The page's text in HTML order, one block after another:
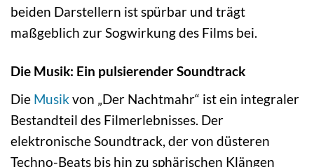
beiden Darstellern ist spürbar und trägt
maßgeblich zur Sogwirkung des Films bei.
Die Musik: Ein pulsierender Soundtrack
Die Musik von „Der Nachtmahr“ ist ein integraler
Bestandteil des Filmerlebnisses. Der
elektronische Soundtrack, der von düsteren
Techno-Beats bis hin zu sphärischen Klängen